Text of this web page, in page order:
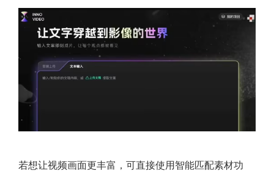
若想让视频画面更丰富，可直接使用智能匹配素材功